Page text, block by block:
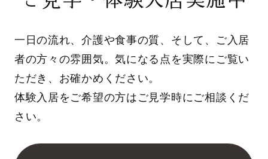
一日の流れ、介護や食事の質、そして、ご入居
者の方々の雰囲気。気になる点を実際にご覧い
ただき、お確かめください。
体験入居をご希望の方はご見学時にご相談くだ
さい。